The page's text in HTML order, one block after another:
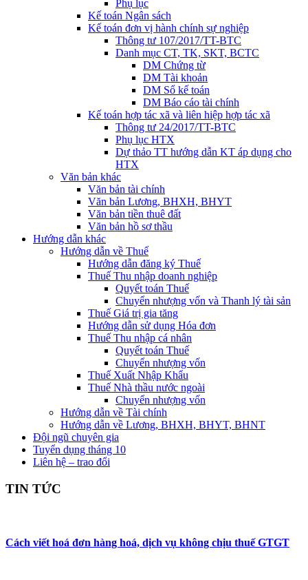
Phụ lục
Kế toán Ngân sách
Kế toán đơn vị hành chính sự nghiệp
Thông tư 107/2017/TT-BTC
Danh mục CT, TK, SKT, BCTC
DM Chứng từ
DM Tài khoản
DM Sổ kế toán
DM Báo cáo tài chính
Kế toán hợp tác xã và liên hiệp hợp tác xã
Thông tư 24/2017/TT-BTC
Phụ lục HTX
Dự thảo TT hướng dẫn KT áp dụng cho
HTX
Văn bản khác
Văn bản tài chính
Văn bản Lương, BHXH, BHYT
Văn bản tiền thuê đất
Văn bản hồ sơ thầu
Hướng dẫn khác
Hướng dẫn về Thuế
Hướng dẫn đăng ký Thuế
Thuế Thu nhập doanh nghiệp
Quyết toán Thuế
Chuyển nhượng vốn và Thanh lý tài sản
Thuế Giá trị gia tăng
Hướng dẫn sử dụng Hóa đơn
Thuế Thu nhập cá nhân
Quyết toán Thuế
Chuyển nhượng vốn
Thuế Xuất Nhập Khẩu
Thuế Nhà thầu nước ngoài
Chuyển nhượng vốn
Hướng dẫn về Tài chính
Hướng dẫn về Lương, BHXH, BHYT, BHNT
Đội ngũ chuyên gia
Tuyển dụng tháng 10
Liên hệ – trao đổi
TIN TỨC
Cách viết hoá đơn hàng hoá, dịch vụ không chịu thuế GTGT